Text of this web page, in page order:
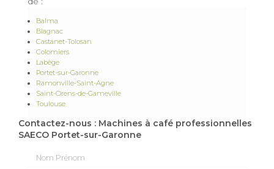
Balma
Blagnac
Castanet-Tolosan
Colomiers
Labège
Portet-sur-Garonne
Ramonville-Saint-Agne
Saint-Orens-de-Gameville
Toulouse
Contactez-nous : Machines à café professionnelles
SAECO Portet-sur-Garonne